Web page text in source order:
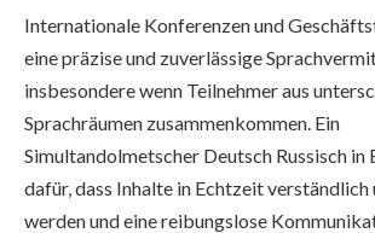
Internationale Konferenzen und
eine präzise und zuverlässige
insbesondere wenn Teilnehmer aus
Sprachräumen zusammenkommen. Ein
Simultandolmetscher Deutsch Russisch in
dafür, dass Inhalte in Echtzeit
werden und eine reibungslose